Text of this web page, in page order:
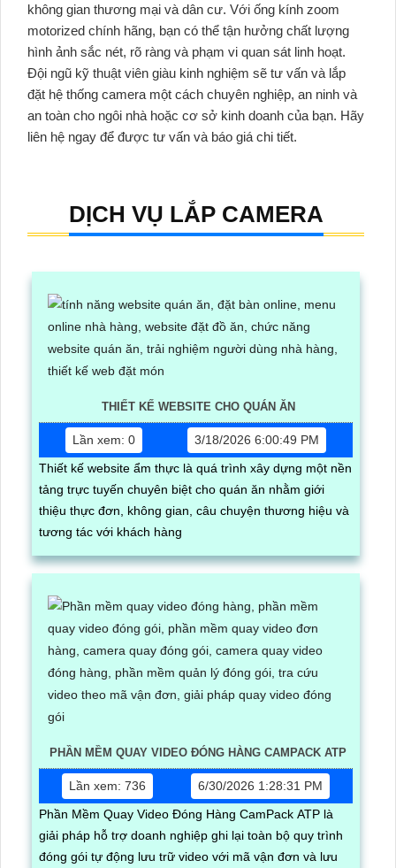
không gian thương mại và dân cư. Với ống kính zoom
motorized chính hãng, bạn có thể tận hưởng chất lượng
hình ảnh sắc nét, rõ ràng và phạm vi quan sát linh hoạt.
Đội ngũ kỹ thuật viên giàu kinh nghiệm sẽ tư vấn và lắp
đặt hệ thống camera một cách chuyên nghiệp, an ninh và
an toàn cho ngôi nhà hoặc cơ sở kinh doanh của bạn. Hãy
liên hệ ngay để được tư vấn và báo giá chi tiết.
DỊCH VỤ LẮP CAMERA
THIẾT KẾ WEBSITE CHO QUÁN ĂN
Lần xem: 0
3/18/2026 6:00:49 PM
Thiết kế website ẩm thực là quá trình xây dựng một nền
tảng trực tuyến chuyên biệt cho quán ăn nhằm giới
thiệu thực đơn, không gian, câu chuyện thương hiệu và
tương tác với khách hàng
PHẦN MỀM QUAY VIDEO ĐÓNG HÀNG CAMPACK ATP
Lần xem: 736
6/30/2026 1:28:31 PM
Phần Mềm Quay Video Đóng Hàng CamPack ATP là
giải pháp hỗ trợ doanh nghiệp ghi lại toàn bộ quy trình
đóng gói tự động lưu trữ video với mã vận đơn và lưu